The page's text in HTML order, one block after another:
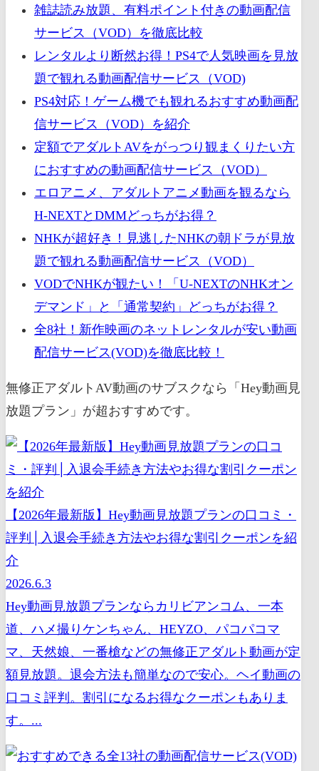
雑誌読み放題、有料ポイント付きの動画配信
サービス（VOD）を徹底比較
レンタルより断然お得！PS4で人気映画を見放
題で観れる動画配信サービス（VOD)
PS4対応！ゲーム機でも観れるおすすめ動画配
信サービス（VOD）を紹介
定額でアダルトAVをがっつり観まくりたい方
におすすめの動画配信サービス（VOD）
エロアニメ、アダルトアニメ動画を観るなら
H-NEXTとDMMどっちがお得？
NHKが超好き！見逃したNHKの朝ドラが見放
題で観れる動画配信サービス（VOD）
VODでNHKが観たい！「U-NEXTのNHKオン
デマンド」と「通常契約」どっちがお得？
全8社！新作映画のネットレンタルが安い動画
配信サービス(VOD)を徹底比較！
無修正アダルトAV動画のサブスクなら「Hey動画見
放題プラン」が超おすすめです。
【2026年最新版】Hey動画見放題プランの口コミ・
評判│入退会手続き方法やお得な割引クーポンを紹
介
2026.6.3
Hey動画見放題プランならカリビアンコム、一本
道、ハメ撮りケンちゃん、HEYZO、パコパコマ
マ、天然娘、一番槍などの無修正アダルト動画が定
額見放題。退会方法も簡単なので安心。ヘイ動画の
口コミ評判。割引になるお得なクーポンもありま
す。...